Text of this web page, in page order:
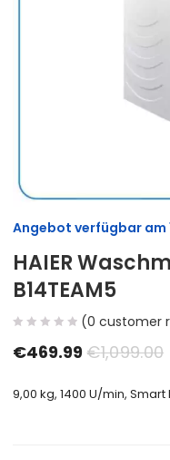
Angebot verfügbar am
HAIER
B14TEAM5
(0 customer
€469.99€1,099.00
9,00 kg, 1400 U/min,